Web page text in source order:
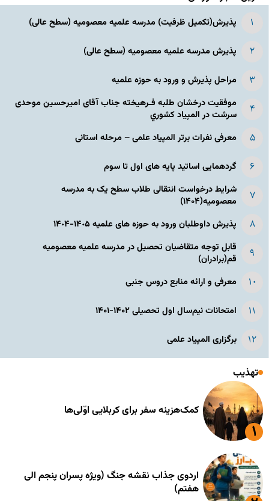
پذیرش(تکمیل ظرفیت) مدرسه علمیه معصومیه‌ (سطح عالی)
پذیرش مدرسه علمیه معصومیه‌ (سطح عالی)
مراحل پذیرش و ورود به حوزه علمیه
موفقیت درخشان طلبه فـرهیخته جناب آقای امیرحسین موحدی
سرشت در المپياد كشوري
معرفی نفرات برتر المپیاد علمی – مرحله استانی
گردهمایی اساتید پایه های اول تا سوم
شرایط درخواست انتقالی طلاب سطح یک به مدرسه
معصومیه(۱۴۰۴)
پذیرش داوطلبان ورود به حوزه های علمیه ١۴٠۵-١۴٠۴
قابل توجه متقاضیان تحصیل در مدرسه علمیه معصومیه
قم(برادران)
معرفی و ارائه منابع دروس جنبی
امتحانات نیم‌سال اول تحصیلی ۱۴۰۲-۱۴۰۱
برگزاری المپیاد علمی
تهذیب
کمک‌هزینه سفر برای کربلایی اوّلی‌ها
اردوی جذاب نقشه جنگ (ویژه پسران پنجم الی
هفتم)